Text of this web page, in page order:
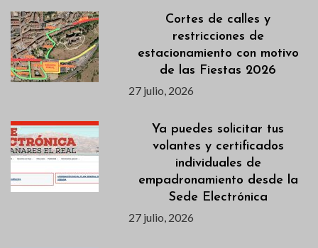
Cortes de calles y
restricciones de
estacionamiento con motivo
de las Fiestas 2026
27 julio, 2026
Ya puedes solicitar tus
volantes y certificados
individuales de
empadronamiento desde la
Sede Electrónica
27 julio, 2026